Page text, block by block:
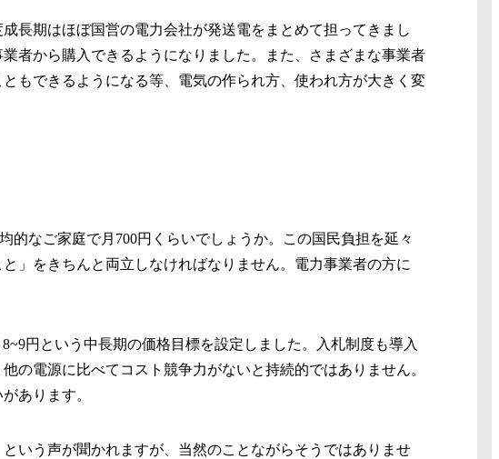
長期はほぼ国営の電力会社が発送電をまとめて担ってきまし
者から購入できるようになりました。また、さまざまな事業者
もできるようになる等、電気の作られ方、使われ方が大きく変
なご家庭で月700円くらいでしょうか。この国民負担を延々
」をきちんと両立しなければなりません。電力事業者の方に
円という中長期の価格目標を設定しました。入札制度も導入
の電源に比べてコスト競争力がないと持続的ではありません。
あります。
いう声が聞かれますが、当然のことながらそうではありませ